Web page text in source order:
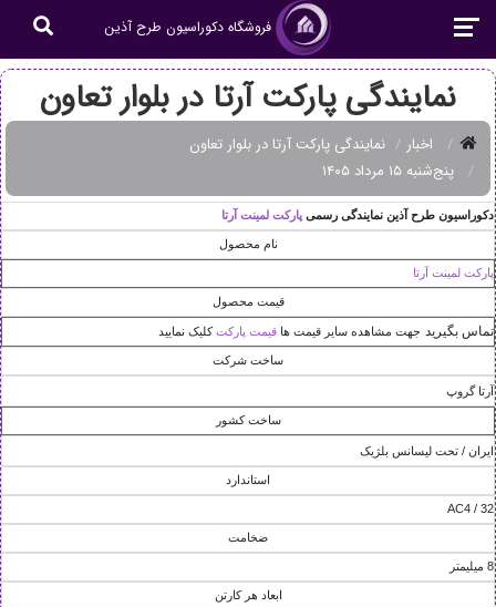
فروشگاه دکوراسیون طرح آذین
نمایندگی پارکت آرتا در بلوار تعاون
اخبار
نمایندگی پارکت آرتا در بلوار تعاون
پنج‌شنبه ۱۵ مرداد ۱۴۰۵
دکوراسيون طرح آذين نمايندگی رسمی پارکت لمينت آرتا
نام محصول
پارکت لمينت آرتا
قیمت محصول
تماس بگیرید جهت مشاهده سایر قیمت ها قیمت پارکتکلیک نمایید
ساخت شرکت
آرتا گروپ
ساخت کشور
ايران / تحت ليسانس بلژيک
استاندارد
AC4 / 32
ضخامت
8 ميليمتر
ابعاد هر کارتن